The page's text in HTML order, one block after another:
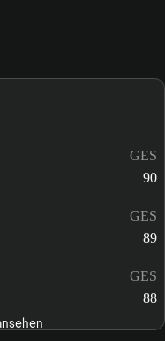
GES
90
GES
89
GES
88